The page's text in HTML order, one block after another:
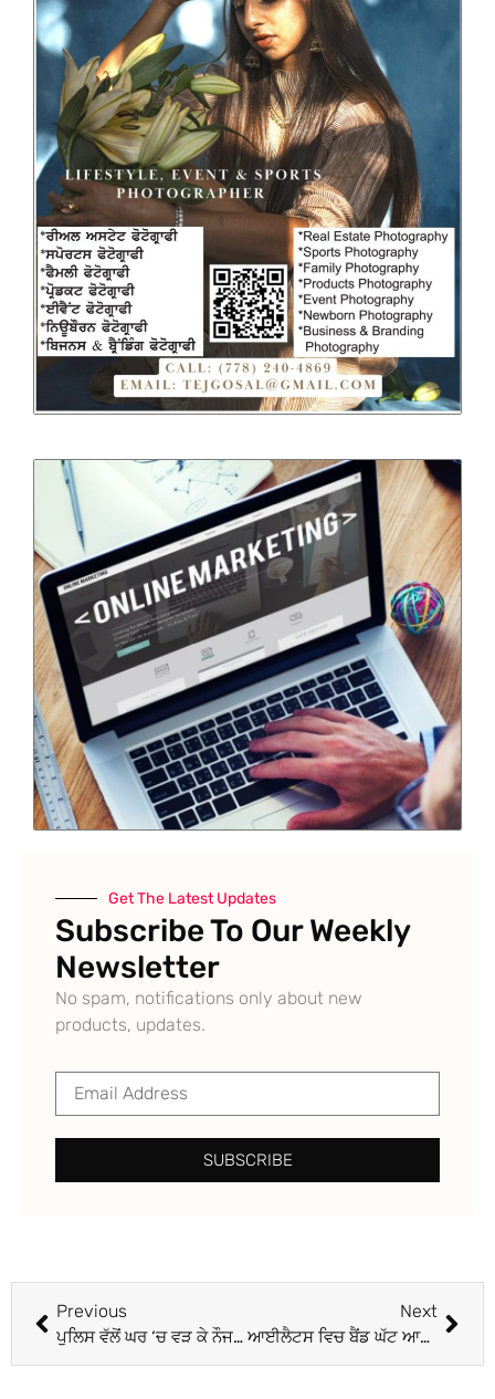
Get The Latest Updates
Subscribe To Our Weekly
Newsletter
No spam, notifications only about new
products, updates.
SUBSCRIBE
Previous
ਪੁਲਿਸ ਵੱਲੋਂ ਘਰ ‘ਚ ਵੜ ਕੇ ਨੌਜਵਾਨ ਤੇ ਪਿਉ ‘ਤੇ ਤਸ਼ੱਦਦ
Next
ਆਈਲੈਟਸ ਵਿਚ ਬੈਂਡ ਘੱਟ ਆਉਣ ਤੋਂ ਪ੍ਰੇਸ਼ਾਨ ਧੀ ਦੇ ਨਾਲ ਮਾਂ ਨੇ ਨਿਗਲੀ ਜ਼ਹਿਰ, ਧੀ ਦੀ ਮੌਤ